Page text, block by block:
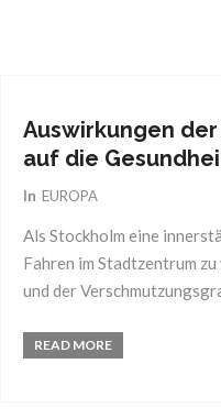
Auswirkungen
auf die
In EUROPA
Als Stockholm eine
Fahren im Stadtzentrum
und der
READ MORE